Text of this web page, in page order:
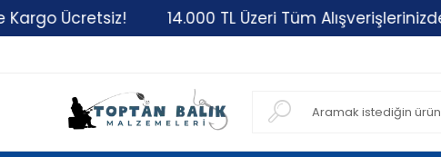
Ücretsiz! 14.000 TL Üzeri Tüm Alışverişlerinizde